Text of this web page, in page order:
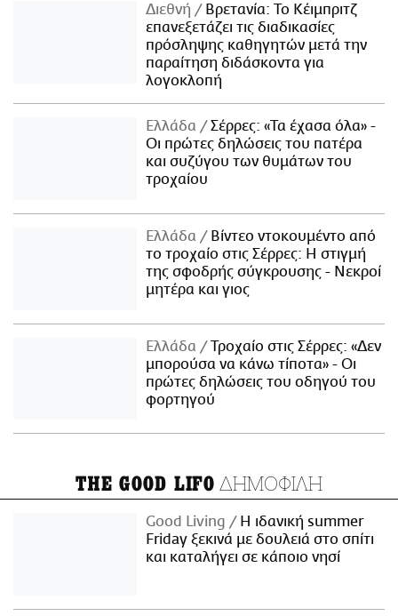
Διεθνή
Βρετανία: Το Κέιμπριτζ
επανεξετάζει τις διαδικασίες
πρόσληψης καθηγητών μετά την
παραίτηση διδάσκοντα για
λογοκλοπή
Ελλάδα
Σέρρες: «Τα έχασα όλα» -
Οι πρώτες δηλώσεις του πατέρα
και συζύγου των θυμάτων του
τροχαίου
Ελλάδα
Βίντεο ντοκουμέντο από
το τροχαίο στις Σέρρες: Η στιγμή
της σφοδρής σύγκρουσης - Νεκροί
μητέρα και γιος
Ελλάδα
Τροχαίο στις Σέρρες: «Δεν
μπορούσα να κάνω τίποτα» - Οι
πρώτες δηλώσεις του οδηγού του
φορτηγού
THE GOOD LIFO ΔΗΜΟΦΙΛΗ
Good Living
Η ιδανική summer
Friday ξεκινά με δουλειά στο σπίτι
και καταλήγει σε κάποιο νησί